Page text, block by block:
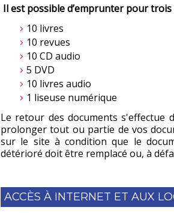
Il est possible d’emprunter pour trois
10 livres
10 revues
10 CD audio
5 DVD
10 livres audio
1 liseuse numérique
Le retour des documents s'effectue
prolonger tout ou partie de vos
sur le site à condition que le
détérioré doit être remplacé ou, à
ACCÈS À INTERNET ET AUX